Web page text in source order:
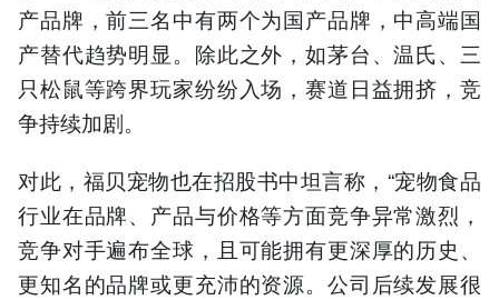
产品牌，前三名中有两个为国产品牌，中高端国
产替代趋势明显。除此之外，如茅台、温氏、三
只松鼠等跨界玩家纷纷入场，赛道日益拥挤，竞
争持续加剧。
对此，福贝宠物也在招股书中坦言称，“宠物食品
行业在品牌、产品与价格等方面竞争异常激烈，
竞争对手遍布全球，且可能拥有更深厚的历史、
更知名的品牌或更充沛的资源。公司后续发展很